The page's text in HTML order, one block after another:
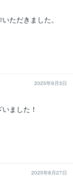
ただきました。
2025年9月3日
ました！
2025年8月27日